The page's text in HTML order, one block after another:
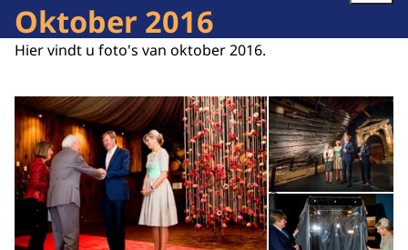
Oktober 2016
Hier vindt u foto's van oktober 2016.
Open de galerij in vergrote
©